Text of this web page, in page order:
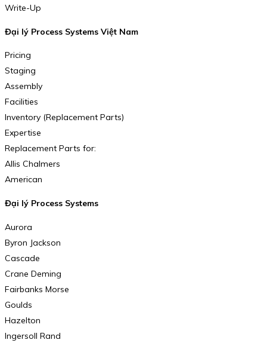
Write-Up
Đại lý Process Systems Việt Nam
Pricing
Staging
Assembly
Facilities
Inventory (Replacement Parts)
Expertise
Replacement Parts for:
Allis Chalmers
American
Đại lý Process Systems
Aurora
Byron Jackson
Cascade
Crane Deming
Fairbanks Morse
Goulds
Hazelton
Ingersoll Rand